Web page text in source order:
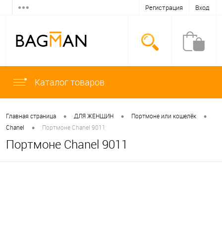
Регистрация Вход
Каталог товаров
Главная страница • ДЛЯ ЖЕНЩИН • Портмоне или кошелёк •
Chanel • Портмоне Chanel 9011
Портмоне Chanel 9011